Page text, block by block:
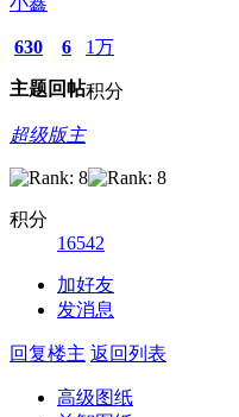
630
主题
6
回帖
1万
积分
超级版主
积分
16542
加好友
发消息
回复楼主 返回列表
高级图纸